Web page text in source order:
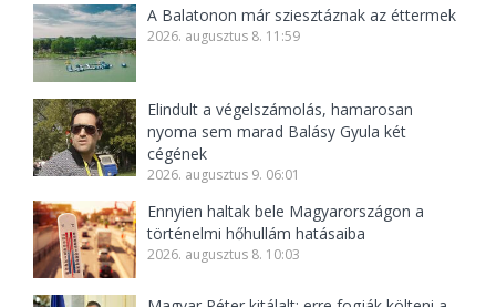
A Balatonon már sziesztáznak az éttermek
2026. augusztus 8. 11:59
Elindult a végelszámolás, hamarosan
nyoma sem marad Balásy Gyula két
cégének
2026. augusztus 9. 06:01
Ennyien haltak bele Magyarországon a
történelmi hőhullám hatásaiba
2026. augusztus 8. 10:03